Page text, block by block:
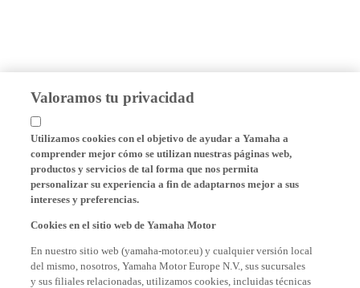
Valoramos tu privacidad
Utilizamos cookies con el objetivo de ayudar a Yamaha a
comprender mejor cómo se utilizan nuestras páginas web,
productos y servicios de tal forma que nos permita
personalizar su experiencia a fin de adaptarnos mejor a sus
intereses y preferencias.
Cookies en el sitio web de Yamaha Motor
En nuestro sitio web (yamaha-motor.eu) y cualquier versión local
del mismo, nosotros, Yamaha Motor Europe N.V., sus sucursales
y sus filiales relacionadas, utilizamos cookies, incluidas técnicas